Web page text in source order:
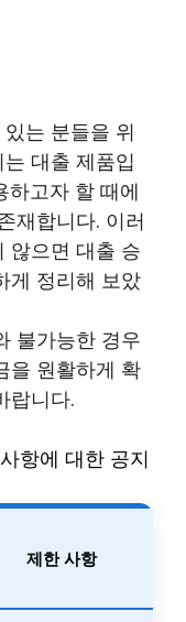
는 분들을 위
대출 제품입
하고자 할 때에
재합니다. 이러
않으면 대출 승
게 정리해 보았
불가능한 경우
을 원활하게 확
랍니다.
항에 대한 공지
제한 사항